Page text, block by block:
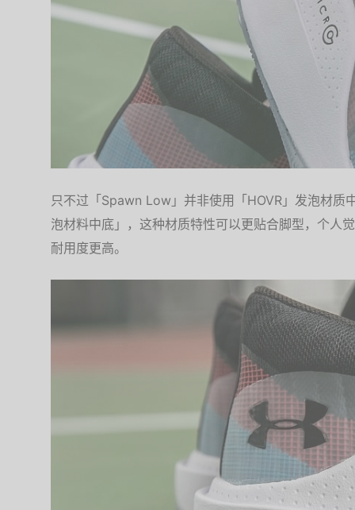
只不过「Spawn Low」并非使用「HOVR」发泡材
泡材料中底」，这种材质特性可以更贴合脚型，个人
耐用度更高。